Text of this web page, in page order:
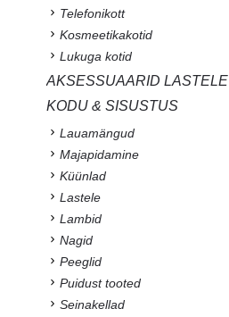
Telefonikott
Kosmeetikakotid
Lukuga kotid
AKSESSUAARID LASTELE
KODU & SISUSTUS
Lauamängud
Majapidamine
Küünlad
Lastele
Lambid
Nagid
Peeglid
Puidust tooted
Seinakellad